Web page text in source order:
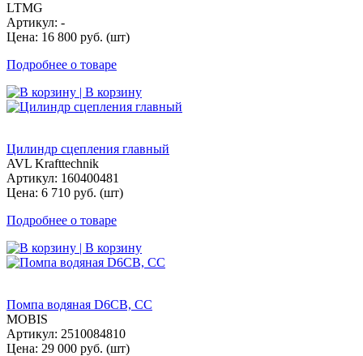
LTMG
Артикул: -
Цена: 16 800 руб. (шт)
Подробнее о товаре
| В корзину
Цилиндр сцепления главный
AVL Krafttechnik
Артикул: 160400481
Цена: 6 710 руб. (шт)
Подробнее о товаре
| В корзину
Помпа водяная D6CB, СС
MOBIS
Артикул: 2510084810
Цена: 29 000 руб. (шт)